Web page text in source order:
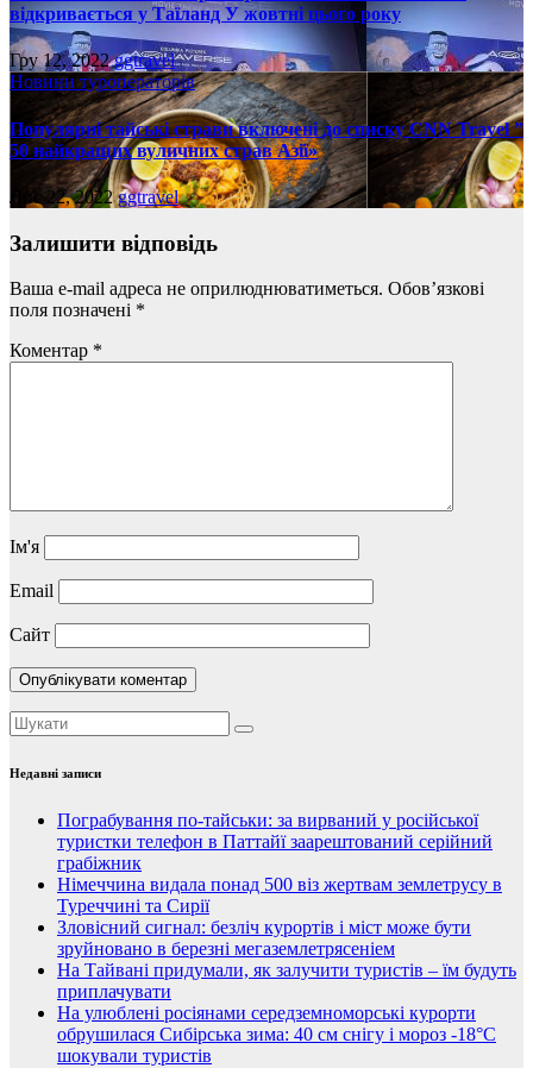
відкривається у Таїланд У жовтні цього року
Гру 12, 2022ggtravel
Новини туроператорів
Популярні тайські страви включені до списку CNN Travel ”
50 найкращих вуличних страв Азії»
Лис 22, 2022ggtravel
Залишити відповідь
Ваша e-mail адреса не оприлюднюватиметься. Обов’язкові
поля позначені *
Коментар *
Ім'я
Email
Сайт
Недавні записи
Пограбування по-тайськи: за вирваний у російської
туристки телефон в Паттайї заарештований серійний
грабіжник
Німеччина видала понад 500 віз жертвам землетрусу в
Туреччині та Сирії
Зловісний сигнал: безліч курортів і міст може бути
зруйновано в березні мегаземлетрясеніем
На Тайвані придумали, як залучити туристів – їм будуть
приплачувати
На улюблені росіянами середземноморські курорти
обрушилася Сибірська зима: 40 см снігу і мороз -18°C
шокували туристів